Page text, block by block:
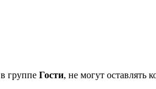
группе Гости, не могут оставлять